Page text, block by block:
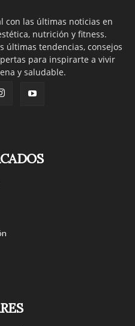
con las últimas noticias en
nutrición y fitness.
últimas tendencias, consejos
para inspirarte a vivir
y saludable.